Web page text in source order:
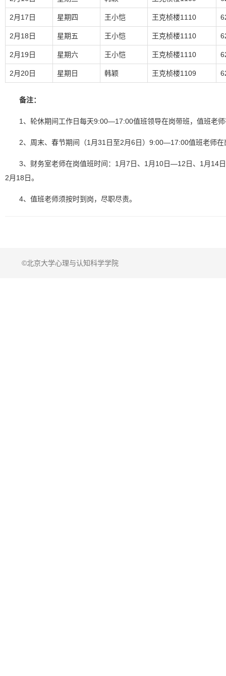
2月17日 星期四 王小恺 王克桢楼1110
2月18日 星期五 王小恺 王克桢楼1110
2月19日 星期六 王小恺 王克桢楼1110
2月20日 星期日 韩颖 王克桢楼1109
备注：
1、轮休期间工作日每天9:00—17:00值班领导在岗带班，值班老
2、周末、春节期间（1月31日至2月6日）9:00—17:00值班老师
3、财务室老师在岗值班时间：1月7日、1月10日—12日、1月14
2月18日。
4、值班老师须按时到岗，尽职尽责。
©北京大学心理与认知科学学院